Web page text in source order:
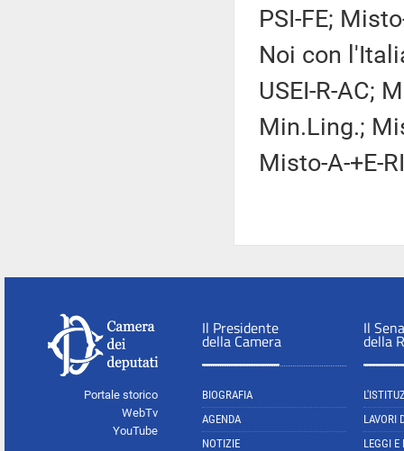
PSI-FE;
Noi con
USEI-R-AC;
Min.Ling.;
Misto-A-+E-
Portale storico
WebTv
YouTube
Il Presidente
della Camera
BIOGRAFIA
AGENDA
NOTIZIE
Il
della
LAVORI
LEGGI E